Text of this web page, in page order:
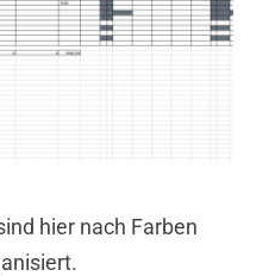
hier nach Farben